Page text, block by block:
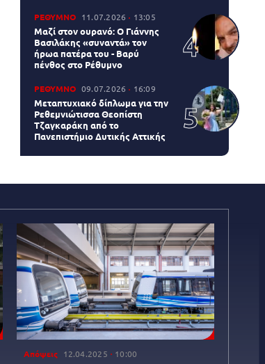
ΡΕΘΥΜΝΟ 11.07.2026 13:05
Μαζί στον ουρανό: Ο Γιάννης
Βασιλάκης «συναντά» τον
ήρωα πατέρα του - Βαρύ
πένθος στο Ρέθυμνο
ΡΕΘΥΜΝΟ 09.07.2026 16:09
Μεταπτυχιακό δίπλωμα για την
Ρεθεμνιώτισσα Θεοπίστη
Τζαγκαράκη από το
Πανεπιστήμιο Δυτικής Αττικής
Απόψεις 12.04.2025 10:00